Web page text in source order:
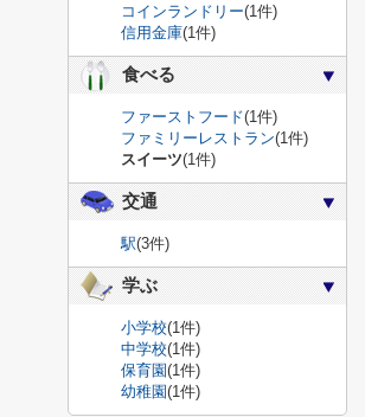
コインランドリー(1件)
信用金庫(1件)
食べる
ファーストフード(1件)
ファミリーレストラン(1件)
スイーツ(1件)
交通
駅(3件)
学ぶ
小学校(1件)
中学校(1件)
保育園(1件)
幼稚園(1件)